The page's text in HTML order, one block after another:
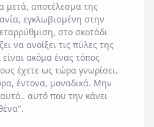
μετά, αποτέλεσμα της
εγκλωβισμένη στην
στο σκοτάδι
να ανοίξει τις πύλες της
ακόμα ένας τόπος
έχετε ως τώρα γνωρίσει.
έντονα, μοναδικά. Μην
αυτό που την κάνει